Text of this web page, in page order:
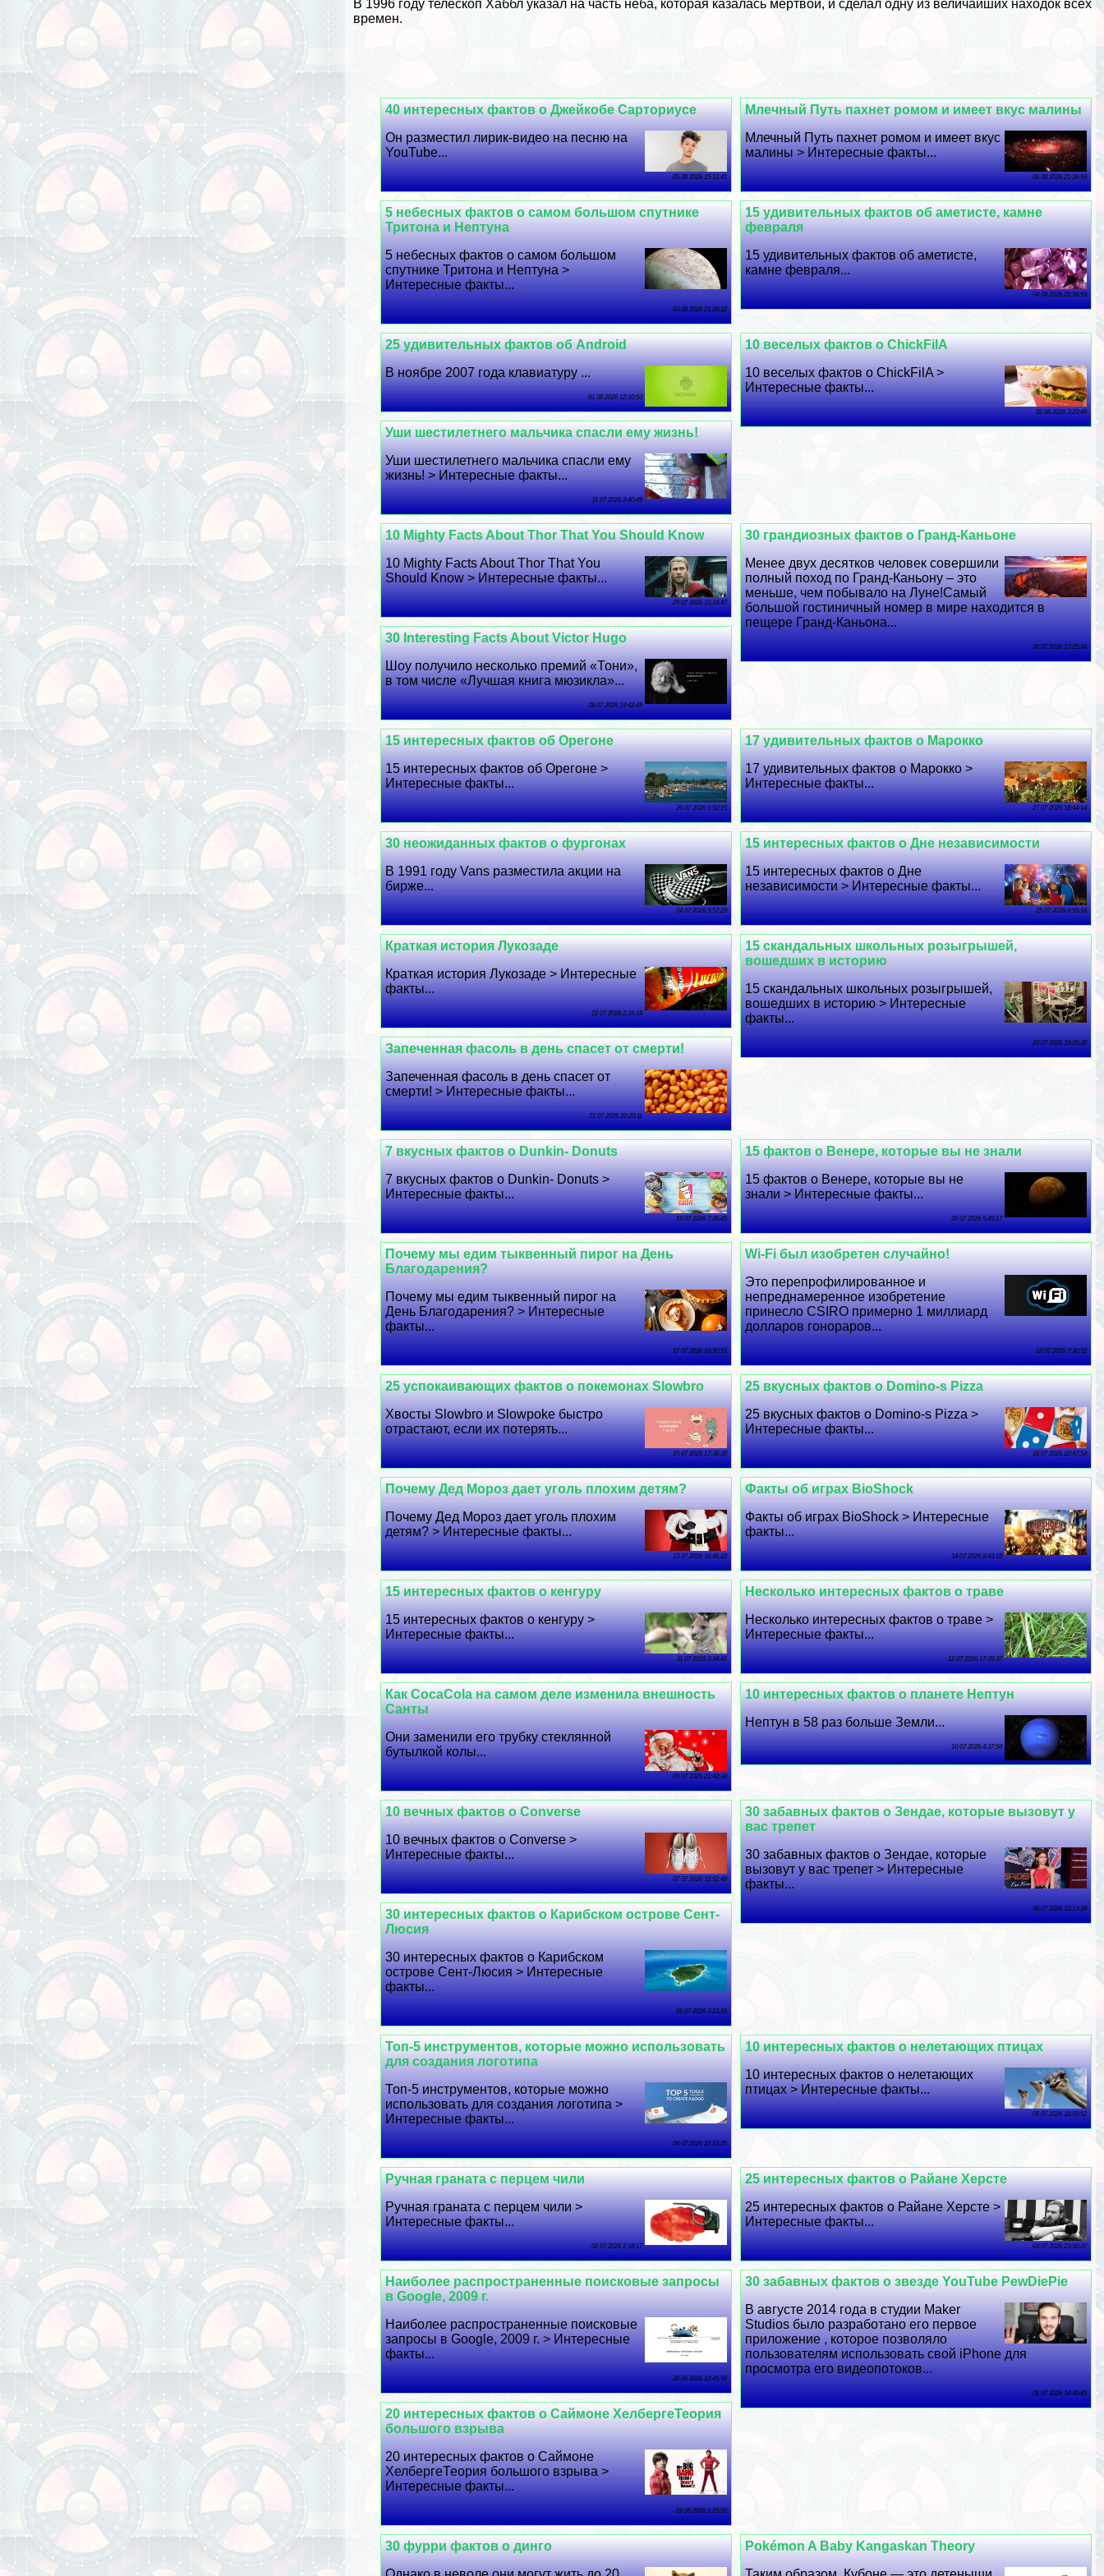
В 1996 году телескоп Хаббл указал на часть неба, которая казалась мертвой, и сделал одну из величайших находок всех
времен.
Млечный Путь пахнет ромом и имеет вкус малины
Млечный Путь пахнет ромом и имеет вкус
малины > Интересные факты...
06 08 2026 21:26:59
40 интересных фактов о Джейкобе Сарториусе
Он разместил лирик-видео на песню на
YouTube...
05 08 2026 15:12:41
15 удивительных фактов об аметисте, камне
февраля
15 удивительных фактов об аметисте,
камне февраля...
04 08 2026 22:56:59
5 небесных фактов о самом большом спутнике
Тритона и Нептуна
5 небесных фактов о самом большом
спутнике Тритона и Нептуна >
Интересные факты...
03 08 2026 21:28:12
10 веселых фактов о ChickFilA
10 веселых фактов о ChickFilA >
Интересные факты...
02 08 2026 3:23:49
25 удивительных фактов об Android
В ноябре 2007 года клавиатуру ...
01 08 2026 12:10:53
Уши шестилетнего мальчика спасли ему жизнь!
Уши шестилетнего мальчика спасли ему
жизнь! > Интересные факты...
31 07 2026 2:40:49
30 грандиозных фактов о Гранд-Каньоне
Менее двух десятков человек совершили
полный поход по Гранд-Каньону – это
меньше, чем побывало на Луне!Самый
большой гостиничный номер в мире находится в
пещере Гранд-Каньона...
30 07 2026 17:25:34
10 Mighty Facts About Thor That You Should Know
10 Mighty Facts About Thor That You
Should Know > Интересные факты...
29 07 2026 10:19:47
30 Interesting Facts About Victor Hugo
Шоу получило несколько премий «Тони»,
в том числе «Лучшая книга мюзикла»...
28 07 2026 19:42:45
17 удивительных фактов о Марокко
17 удивительных фактов о Марокко >
Интересные факты...
27 07 2026 18:44:14
15 интересных фактов об Орегоне
15 интересных фактов об Орегоне >
Интересные факты...
26 07 2026 5:50:15
15 интересных фактов о Дне независимости
15 интересных фактов о Дне
независимости > Интересные факты...
25 07 2026 6:55:16
30 неожиданных фактов о фургонах
В 1991 году Vans разместила акции на
бирже...
24 07 2026 5:57:29
15 скандальных школьных розыгрышей,
вошедших в историю
15 скандальных школьных розыгрышей,
вошедших в историю > Интересные
факты...
23 07 2026 19:25:38
Краткая история Лукозаде
Краткая история Лукозаде > Интересные
факты...
22 07 2026 2:16:18
Запеченная фасоль в день спасет от cмepти!
Запеченная фасоль в день спасет от
cмepти! > Интересные факты...
21 07 2026 22:20:11
15 фактов о Венере, которые вы не знали
15 фактов о Венере, которые вы не
знали > Интересные факты...
20 07 2026 5:45:17
7 вкусных фактов о Dunkin- Donuts
7 вкусных фактов о Dunkin- Donuts >
Интересные факты...
19 07 2026 7:26:45
Wi-Fi был изобретен случайно!
Это перепрофилированное и
непреднамеренное изобретение
принесло CSIRO примерно 1 миллиард
долларов гонораров...
18 07 2026 7:30:52
Почему мы едим тыквенный пирог на День
Благодарения?
Почему мы едим тыквенный пирог на
День Благодарения? > Интересные
факты...
17 07 2026 10:50:51
25 вкусных фактов о Domino-s Pizza
25 вкусных фактов о Domino-s Pizza >
Интересные факты...
16 07 2026 22:47:54
25 успокаивающих фактов о покемонах Slowbro
Хвосты Slowbro и Slowpoke быстро
отрастают, если их потерять...
15 07 2026 17:38:35
Факты об играх BioShock
Факты об играх BioShock > Интересные
факты...
14 07 2026 8:43:18
Почему Дед Мороз дает уголь плохим детям?
Почему Дед Мороз дает уголь плохим
детям? > Интересные факты...
13 07 2026 16:46:22
Несколько интересных фактов о траве
Несколько интересных фактов о траве >
Интересные факты...
12 07 2026 17:39:37
15 интересных фактов о кенгуру
15 интересных фактов о кенгуру >
Интересные факты...
11 07 2026 3:34:41
10 интересных фактов о планете Нептун
Нептун в 58 раз больше Земли...
10 07 2026 4:37:54
Как CocaCola на самом деле изменила внешность
Санты
Они заменили его трубку стеклянной
бутылкой колы...
09 07 2026 21:40:38
30 забавных фактов о Зендае, которые вызовут у
вас трепет
30 забавных фактов о Зендае, которые
вызовут у вас трепет > Интересные
факты...
08 07 2026 12:13:39
10 вечных фактов о Converse
10 вечных фактов о Converse >
Интересные факты...
07 07 2026 12:52:48
30 интересных фактов о Карибском острове Сент-
Люсия
30 интересных фактов о Карибском
острове Сент-Люсия > Интересные
факты...
06 07 2026 3:23:16
10 интересных фактов о нелетающих птицах
10 интересных фактов о нелетающих
птицах > Интересные факты...
05 07 2026 18:59:52
Топ-5 инструментов, которые можно использовать
для создания логотипа
Топ-5 инструментов, которые можно
использовать для создания логотипа >
Интересные факты...
04 07 2026 22:23:25
25 интересных фактов о Райане Херсте
25 интересных фактов о Райане Херсте >
Интересные факты...
03 07 2026 23:50:37
Ручная граната с перцем чили
Ручная граната с перцем чили >
Интересные факты...
02 07 2026 2:18:17
30 забавных фактов о звезде YouTube PewDiePie
В августе 2014 года в студии Maker
Studios было разработано его первое
приложение , которое позволяло
пользователям использовать свой iPhone для
просмотра его видеопотоков...
01 07 2026 14:40:45
Наиболее распространенные поисковые запросы
в Google, 2009 г.
Наиболее распространенные поисковые
запросы в Google, 2009 г. > Интересные
факты...
30 06 2026 12:45:58
20 интересных фактов о Саймоне ХелбергеТеория
большого взрыва
20 интересных фактов о Саймоне
ХелбергеТеория большого взрыва >
Интересные факты...
29 06 2026 1:29:50
Pokémon A Baby Kangaskan Theory
30 фурри фактов о динго